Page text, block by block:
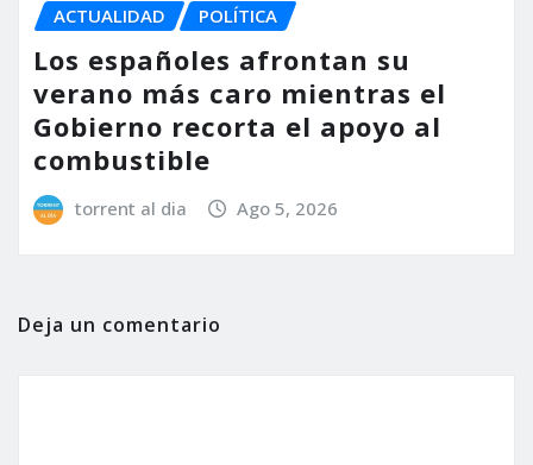
ACTUALIDAD POLÍTICA
Los españoles afrontan su
verano más caro mientras el
Gobierno recorta el apoyo al
combustible
torrent al dia Ago 5, 2026
Deja un comentario